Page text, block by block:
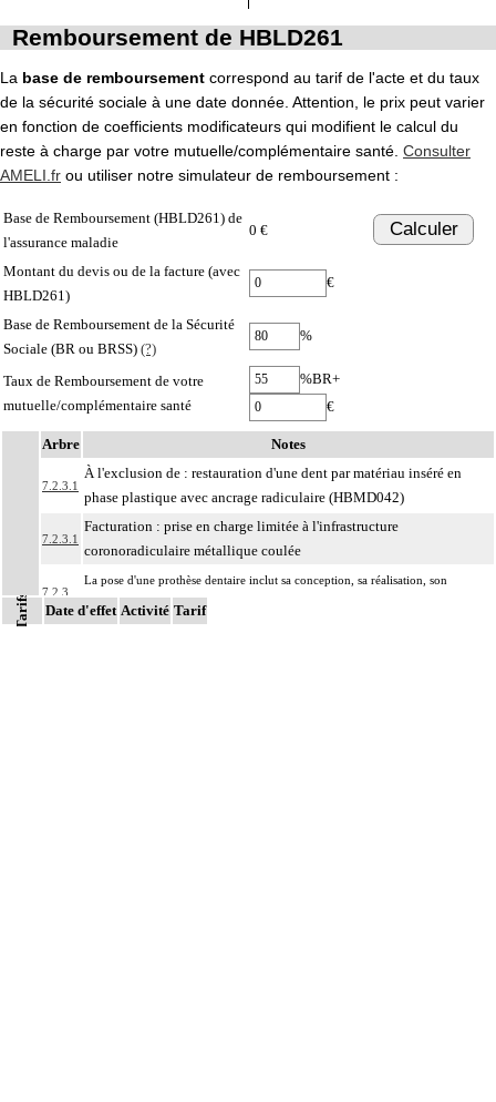
Remboursement de HBLD261
La base de remboursement correspond au tarif de l'acte et du taux
de la sécurité sociale à une date donnée. Attention, le prix peut varier
en fonction de coefficients modificateurs qui modifient le calcul du
reste à charge par votre mutuelle/complémentaire santé. Consulter
AMELI.fr ou utiliser notre simulateur de remboursement :
Base de Remboursement (HBLD261) de
l'assurance maladie
0 € Calculer
Montant du devis ou de la facture (avec
HBLD261)
€
Base de Remboursement de la Sécurité
Sociale (BR ou BRSS) (?)
%
Taux de Remboursement de votre
mutuelle/complémentaire santé
%BR+
€
Arbre Notes
7.2.3.1
À l'exclusion de : restauration d'une dent par matériau inséré en
phase plastique avec ancrage radiculaire (HBMD042)
7.2.3.1
Facturation : prise en charge limitée à l'infrastructure
coronoradiculaire métallique coulée
7.2.3
La pose d'une prothèse dentaire inclut sa conception, sa réalisation, son
adaptation et sa pose.
Tarifs Date d'effet Activité Tarif